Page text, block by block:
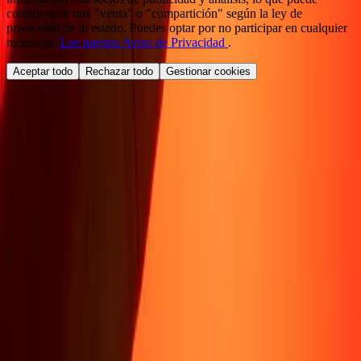
considerarse una "venta" o "compartición" según la ley de
privacidad de tu estado. Puedes optar por no participar en cualquier
momento. Lee nuestro Aviso de Privacidad .
Aceptar todo Rechazar todo Gestionar cookies